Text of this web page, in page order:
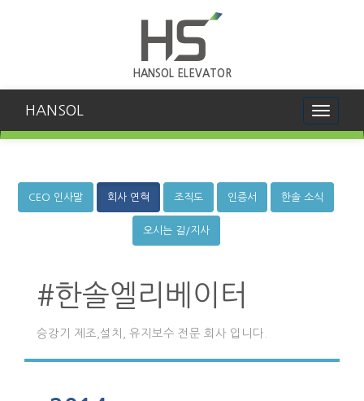
HANSOL ELEVATOR
Toggle
HANSOL
CEO 인사말 회사 연혁 조직도 인증서 한솔 소식
오시는 길/지사
#한솔엘리베이터
승강기 제조,설치, 유지보수 전문 회사 입니다.